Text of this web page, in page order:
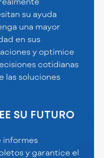
su ayuda
una mayor
en sus
y optimice
cotidianas
las soluciones
SU FUTURO
informes
y garantice el